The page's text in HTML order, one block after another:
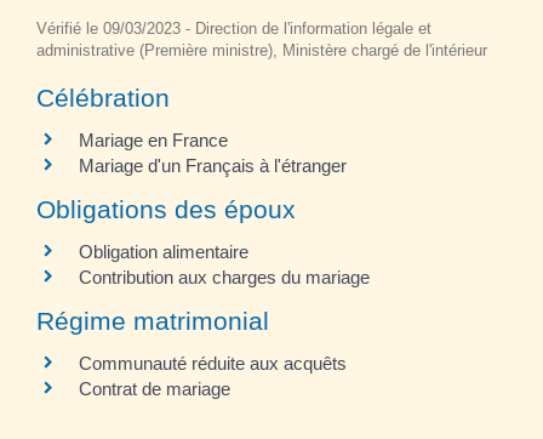
Vérifié le 09/03/2023 - Direction de l'information légale et
administrative (Première ministre), Ministère chargé de l'intérieur
Célébration
Mariage en France
Mariage d'un Français à l'étranger
Obligations des époux
Obligation alimentaire
Contribution aux charges du mariage
Régime matrimonial
Communauté réduite aux acquêts
Contrat de mariage